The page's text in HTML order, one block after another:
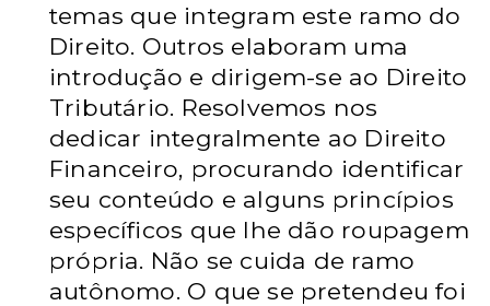
temas que integram este ramo do
Direito. Outros elaboram uma
introdução e dirigem-se ao Direito
Tributário. Resolvemos nos
dedicar integralmente ao Direito
Financeiro, procurando identificar
seu conteúdo e alguns princípios
específicos que lhe dão roupagem
própria. Não se cuida de ramo
autônomo. O que se pretendeu foi